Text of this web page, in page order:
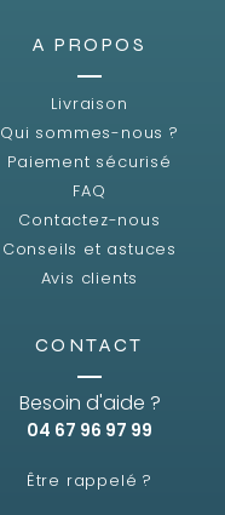
A PROPOS
Livraison
Qui sommes-nous ?
Paiement sécurisé
FAQ
Contactez-nous
Conseils et astuces
Avis clients
CONTACT
Besoin d'aide ?
04 67 96 97 99
Être rappelé ?